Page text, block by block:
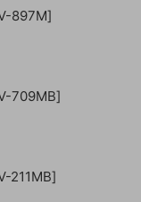
897M]
709MB]
211MB]